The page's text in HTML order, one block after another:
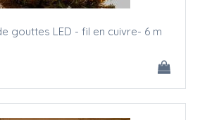
gouttes LED - fil en cuivre- 6 m